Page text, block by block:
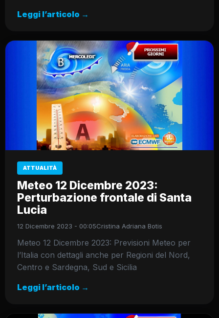
Leggi l’articolo →
ATTUALITÀ
Meteo 12 Dicembre 2023:
Perturbazione frontale di Santa
Lucia
12 Dicembre 2023 - 00:05Cristina Adriana Botis
Meteo 12 Dicembre 2023: Previsioni Meteo per
l’Italia con dettagli anche per Regioni del Nord,
Centro e Sardegna, Sud e Sicilia
Leggi l’articolo →